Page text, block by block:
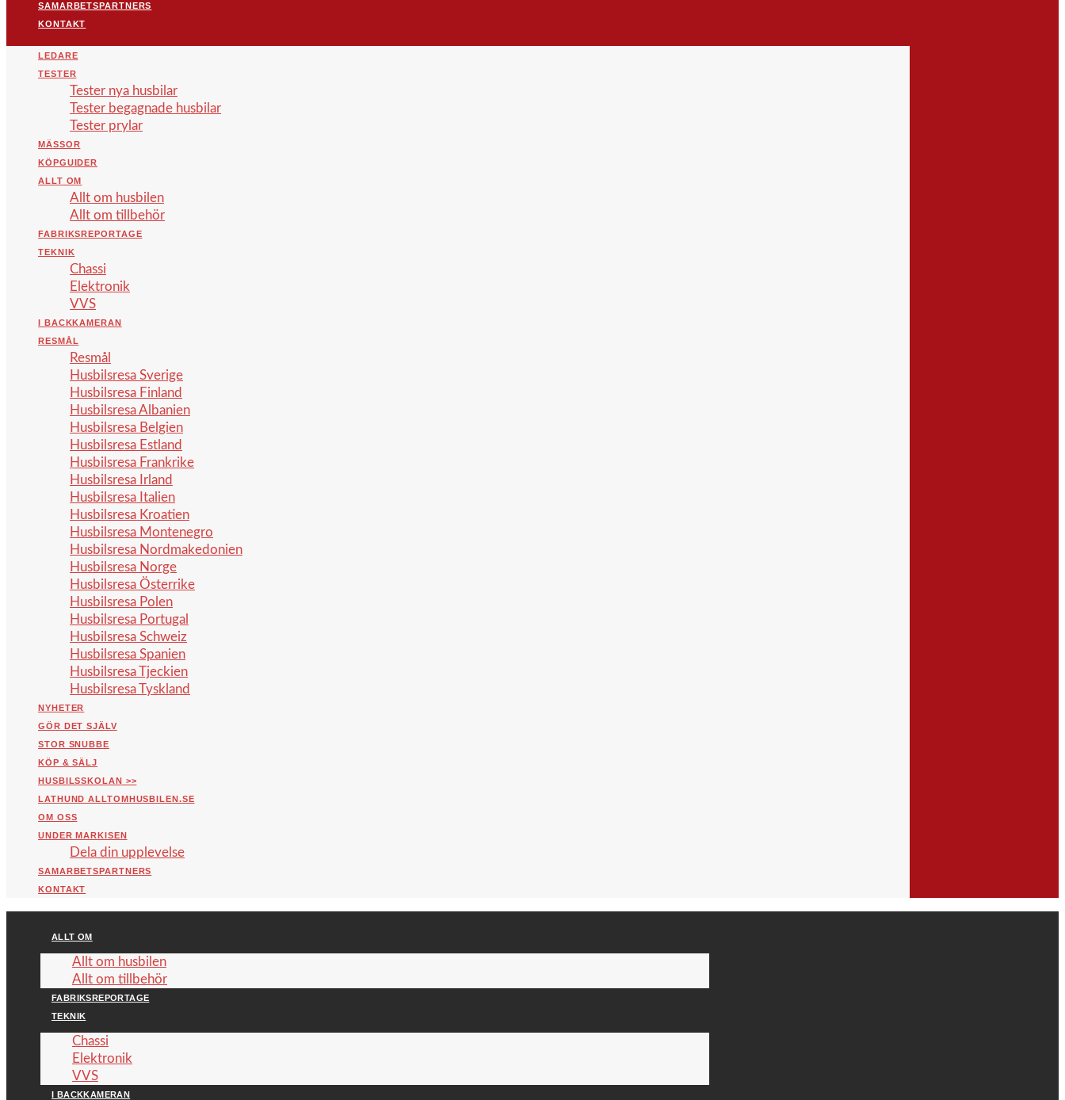
SAMARBETSPARTNERS
KONTAKT
LEDARE
TESTER
Tester nya husbilar
Tester begagnade husbilar
Tester prylar
MÄSSOR
KÖPGUIDER
ALLT OM
Allt om husbilen
Allt om tillbehör
FABRIKSREPORTAGE
TEKNIK
Chassi
Elektronik
VVS
I BACKKAMERAN
RESMÅL
Resmål
Husbilsresa Sverige
Husbilsresa Finland
Husbilsresa Albanien
Husbilsresa Belgien
Husbilsresa Estland
Husbilsresa Frankrike
Husbilsresa Irland
Husbilsresa Italien
Husbilsresa Kroatien
Husbilsresa Montenegro
Husbilsresa Nordmakedonien
Husbilsresa Norge
Husbilsresa Österrike
Husbilsresa Polen
Husbilsresa Portugal
Husbilsresa Schweiz
Husbilsresa Spanien
Husbilsresa Tjeckien
Husbilsresa Tyskland
NYHETER
GÖR DET SJÄLV
STOR SNUBBE
KÖP & SÄLJ
HUSBILSSKOLAN >>
LATHUND ALLTOMHUSBILEN.SE
OM OSS
UNDER MARKISEN
Dela din upplevelse
SAMARBETSPARTNERS
KONTAKT
ALLT OM
Allt om husbilen
Allt om tillbehör
FABRIKSREPORTAGE
TEKNIK
Chassi
Elektronik
VVS
I BACKKAMERAN